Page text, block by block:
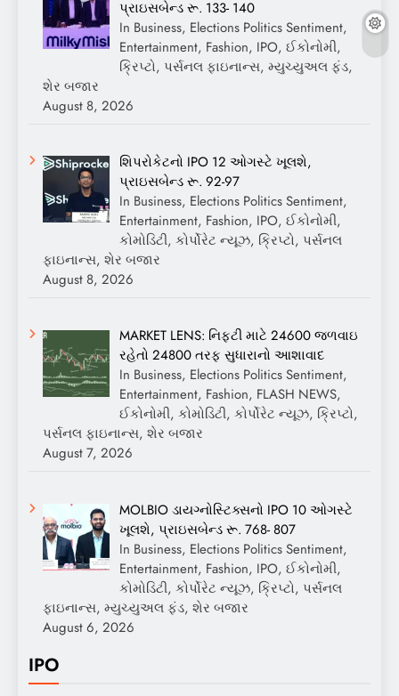
પ્રાઇસબેન્ડ રૂ. 133- 140
In Business, Elections Politics Sentiment,
Entertainment, Fashion, IPO, ઈકોનોમી,
ક્રિપ્ટો, પર્સનલ ફાઇનાન્સ, મ્યુચ્યુઅલ ફંડ,
શેર બજાર
August 8, 2026
શિપરોકેટનો IPO 12 ઓગસ્ટે ખૂલશે,
પ્રાઇસબેન્ડ રૂ. 92-97
In Business, Elections Politics Sentiment,
Entertainment, Fashion, IPO, ઈકોનોમી,
કોમોડિટી, કોર્પોરેટ ન્યૂઝ, ક્રિપ્ટો, પર્સનલ
ફાઇનાન્સ, શેર બજાર
August 8, 2026
MARKET LENS: નિફ્ટી માટે 24600 જળવાઇ
રહેતો 24800 તરફ સુધારાનો આશાવાદ
In Business, Elections Politics Sentiment,
Entertainment, Fashion, FLASH NEWS,
ઈકોનોમી, કોમોડિટી, કોર્પોરેટ ન્યૂઝ, ક્રિપ્ટો,
પર્સનલ ફાઇનાન્સ, શેર બજાર
August 7, 2026
MOLBIO ડાયગ્નોસ્ટિક્સનો IPO 10 ઓગસ્ટે
ખૂલશે, પ્રાઇસબેન્ડ રૂ. 768- 807
In Business, Elections Politics Sentiment,
Entertainment, Fashion, IPO, ઈકોનોમી,
કોમોડિટી, કોર્પોરેટ ન્યૂઝ, ક્રિપ્ટો, પર્સનલ
ફાઇનાન્સ, મ્યુચ્યુઅલ ફંડ, શેર બજાર
August 6, 2026
IPO